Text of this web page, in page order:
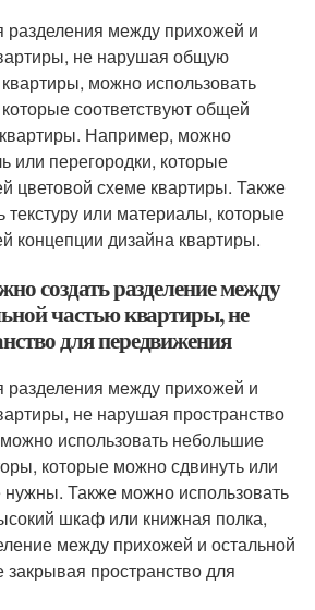
разделения между прихожей и
не нарушая общую
можно использовать
соответствуют общей
Например, можно
или перегородки, которые
цветовой схеме квартиры. Также
текстуру или материалы, которые
концепции дизайна квартиры.
создать разделение между
частью квартиры, не
для передвижения
разделения между прихожей и
не нарушая пространство
использовать небольшие
которые можно сдвинуть или
нужны. Также можно использовать
шкаф или книжная полка,
между прихожей и остальной
закрывая пространство для